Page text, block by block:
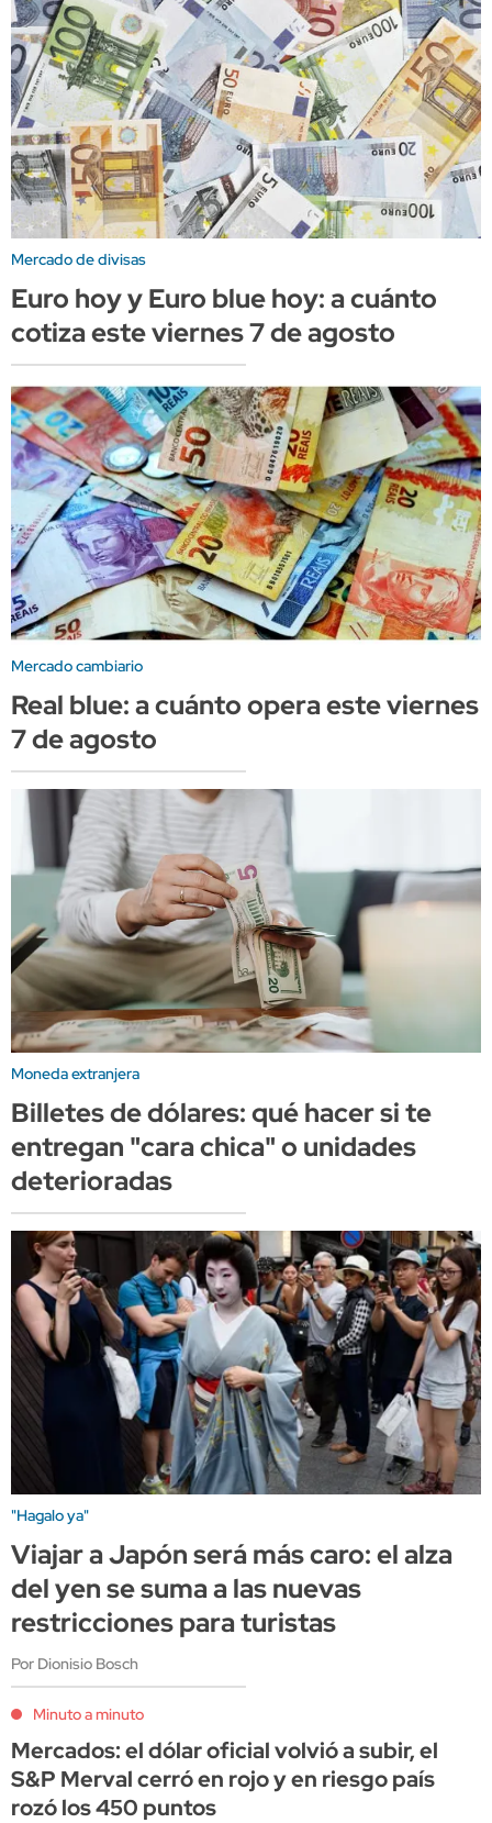
Mercado de divisas
Euro hoy y Euro blue hoy: a cuánto
cotiza este viernes 7 de agosto
Mercado cambiario
Real blue: a cuánto opera este viernes
7 de agosto
Moneda extranjera
Billetes de dólares: qué hacer si te
entregan "cara chica" o unidades
deterioradas
"Hagalo ya"
Viajar a Japón será más caro: el alza
del yen se suma a las nuevas
restricciones para turistas
Por Dionisio Bosch
Minuto a minuto
Mercados: el dólar oficial volvió a subir, el
S&P Merval cerró en rojo y en riesgo país
rozó los 450 puntos